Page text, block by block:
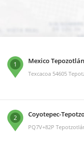
1 Mexico
Texcacoa 54605
2 Coyotepec-
PQ7V+82P